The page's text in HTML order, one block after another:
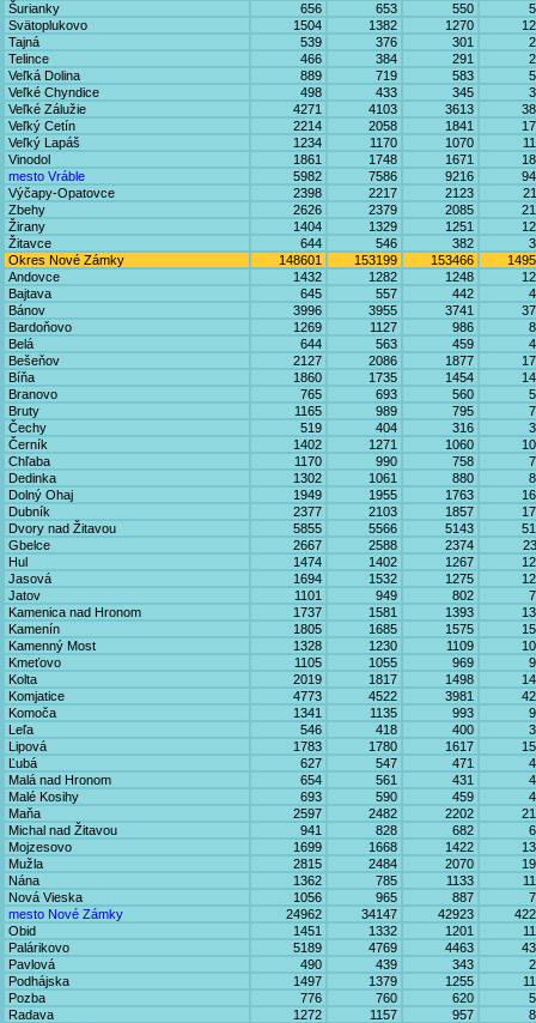
Šurianky
656 653 550
Svätoplukovo
1504 1382 1270
Tajná
539 376 301
Telince
466 384 291
Veľká Dolina
889 719 583
Veľké Chyndice
498 433 345
Veľké Zálužie
4271 4103 3613
Veľký Cetín
2214 2058 1841
Veľký Lapáš
1234 1170 1070
Vinodol
1861 1748 1671
mesto Vráble
5982 7586 9216
Výčapy-Opatovce
2398 2217 2123
Zbehy
2626 2379 2085
Žirany
1404 1329 1251
Žitavce
644 546 382
Okres Nové Zámky
148601 153199 153466
Andovce
1432 1282 1248
Bajtava
645 557 442
Bánov
3996 3955 3741
Bardoňovo
1269 1127 986
Belá
644 563 459
Bešeňov
2127 2086 1877
Bíňa
1860 1735 1454
Branovo
765 693 560
Bruty
1165 989 795
Čechy
519 404 316
Černík
1402 1271 1060
Chľaba
1170 990 758
Dedinka
1302 1061 880
Dolný Ohaj
1949 1955 1763
Dubník
2377 2103 1857
Dvory nad Žitavou
5855 5566 5143
Gbelce
2667 2588 2374
Hul
1474 1402 1267
Jasová
1694 1532 1275
Jatov
1101 949 802
Kamenica nad Hronom
1737 1581 1393
Kamenín
1805 1685 1575
Kamenný Most
1328 1230 1109
Kmeťovo
1105 1055 969
Kolta
2019 1817 1498
Komjatice
4773 4522 3981
Komoča
1341 1135 993
Leľa
546 418 400
Lipová
1783 1780 1617
Ľubá
627 547 471
Malá nad Hronom
654 561 431
Malé Kosihy
693 590 459
Maňa
2597 2482 2202
Michal nad Žitavou
941 828 682
Mojzesovo
1699 1668 1422
Mužla
2815 2484 2070
Nána
1362 785 1133
Nová Vieska
1056 965 887
mesto Nové Zámky
24962 34147 42923
Obid
1451 1332 1201
Palárikovo
5189 4769 4463
Pavlová
490 439 343
Podhájska
1497 1379 1255
Pozba
776 760 620
Radava
1272 1157 957